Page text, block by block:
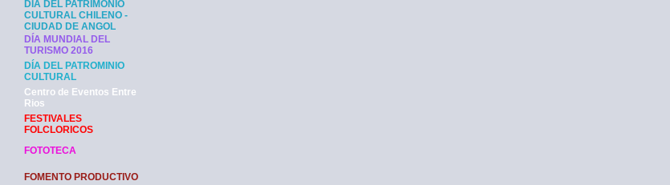
DÍA DEL PATRIMONIO
CULTURAL CHILENO -
CIUDAD DE ANGOL
DÍA MUNDIAL DEL
TURISMO 2016
DÍA DEL PATROMINIO
CULTURAL
Centro de Eventos Entre
Rios
FESTIVALES
FOLCLORICOS
FOTOTECA
FOMENTO PRODUCTIVO